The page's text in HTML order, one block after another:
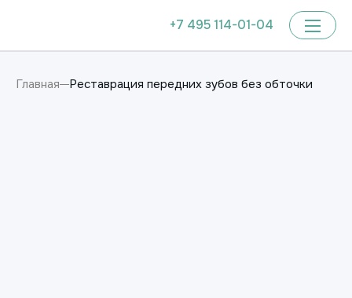
+7 495 114-01-04
Главная Реставрация передних зубов без обточки